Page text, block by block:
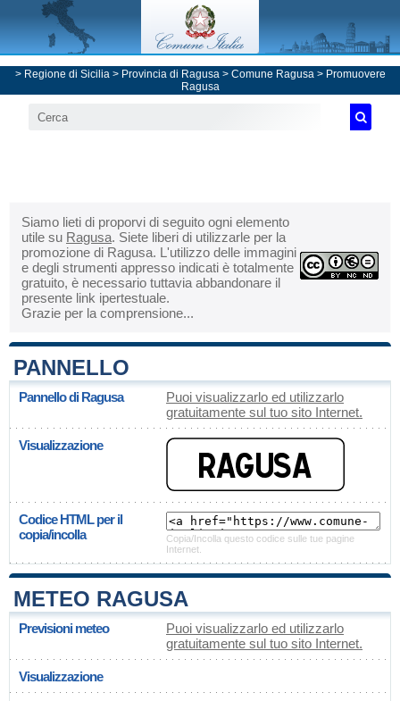
> Regione di Sicilia> Provincia di Ragusa> Comune Ragusa> Promuovere
Ragusa
Siamo lieti di proporvi di seguito ogni elemento
utile su Ragusa. Siete liberi di utilizzarle per la
promozione di Ragusa. L'utilizzo delle immagini
e degli strumenti appresso indicati è totalmente
gratuito, è necessario tuttavia abbandonare il
presente link ipertestuale.
Grazie per la comprensione...
PANNELLO
Pannello di Ragusa
Puoi visualizzarlo ed utilizzarlo
gratuitamente sul tuo sito Internet.
Visualizzazione
Codice HTML per il
copia/incolla
Copia/Incolla questo codice sulle tue pagine
Internet.
METEO RAGUSA
Previsioni meteo
Puoi visualizzarlo ed utilizzarlo
gratuitamente sul tuo sito Internet.
Visualizzazione